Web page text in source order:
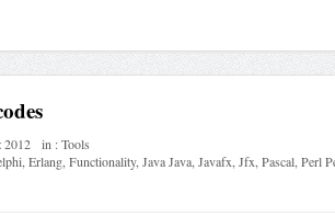
2012 in :Tools
,Erlang,Functionality,Java Java,Javafx,Jfx,Pascal,Perl